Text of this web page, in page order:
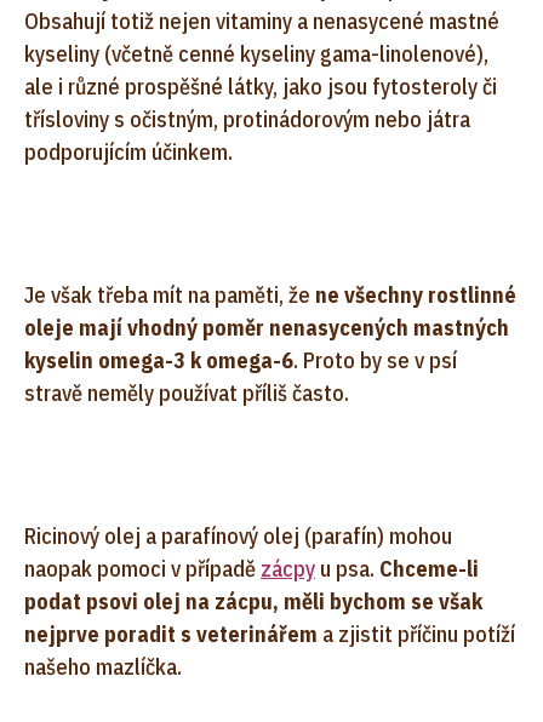
Obsahují totiž nejen vitaminy a nenasycené mastné
kyseliny (včetně cenné kyseliny gama-linolenové),
ale i různé prospěšné látky, jako jsou fytosteroly či
třísloviny s očistným, protinádorovým nebo játra
podporujícím účinkem.
Je však třeba mít na paměti, že ne všechny rostlinné
oleje mají vhodný poměr nenasycených mastných
kyselin omega-3 k omega-6. Proto by se v psí
stravě neměly používat příliš často.
Ricinový olej a parafínový olej (parafín) mohou
naopak pomoci v případě zácpy u psa. Chceme-li
podat psovi olej na zácpu, měli bychom se však
nejprve poradit s veterinářem a zjistit příčinu potíží
našeho mazlíčka.